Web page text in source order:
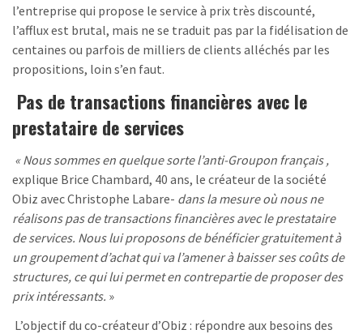
l’entreprise qui propose le service à prix très discounté,
l’afflux est brutal, mais ne se traduit pas par la fidélisation de
centaines ou parfois de milliers de clients alléchés par les
propositions, loin s’en faut.
Pas de transactions financières avec le
prestataire de services
« Nous sommes en quelque sorte l’anti-Groupon français ,
explique Brice Chambard, 40 ans, le créateur de la société
Obiz avec Christophe Labare- dans la mesure où nous ne
réalisons pas de transactions financières avec le prestataire
de services. Nous lui proposons de bénéficier gratuitement à
un groupement d’achat qui va l’amener à baisser ses coûts de
structures, ce qui lui permet en contrepartie de proposer des
prix intéressants. »
L’objectif du co-créateur d’Obiz : répondre aux besoins des